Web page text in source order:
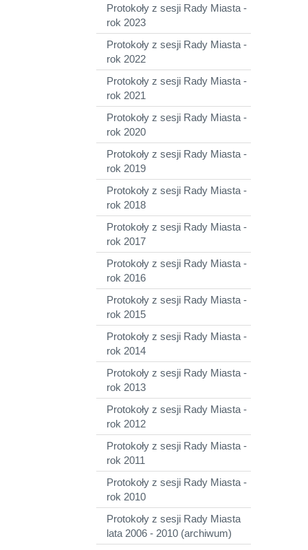
Protokoły z sesji Rady Miasta -
rok 2023
Protokoły z sesji Rady Miasta -
rok 2022
Protokoły z sesji Rady Miasta -
rok 2021
Protokoły z sesji Rady Miasta -
rok 2020
Protokoły z sesji Rady Miasta -
rok 2019
Protokoły z sesji Rady Miasta -
rok 2018
Protokoły z sesji Rady Miasta -
rok 2017
Protokoły z sesji Rady Miasta -
rok 2016
Protokoły z sesji Rady Miasta -
rok 2015
Protokoły z sesji Rady Miasta -
rok 2014
Protokoły z sesji Rady Miasta -
rok 2013
Protokoły z sesji Rady Miasta -
rok 2012
Protokoły z sesji Rady Miasta -
rok 2011
Protokoły z sesji Rady Miasta -
rok 2010
Protokoły z sesji Rady Miasta
lata 2006 - 2010 (archiwum)